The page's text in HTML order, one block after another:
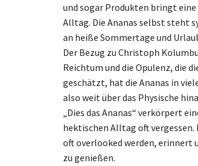
und sogar Produkten bringt
Alltag. Die Ananas selbst steht
an heiße Sommertage und
Der Bezug zu Christoph
Reichtum und die Opulenz, die
geschätzt, hat die Ananas in
also weit über das Physische
„Dies das Ananas“ verkörpert
hektischen Alltag oft
oft overlooked werden, erinnert
zu genießen.